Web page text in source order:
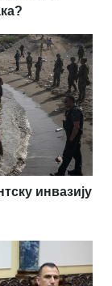
инвазију